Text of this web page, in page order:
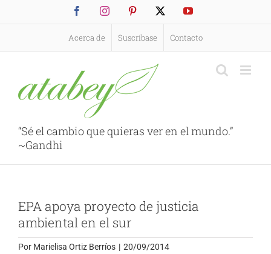
FacebookInstagramPinterest YouTube
Acerca de Suscríbase Contacto
“Sé el cambio que quieras ver en el mundo.”
~Gandhi
EPA apoya proyecto de justicia
ambiental en el sur
Por Marielisa Ortiz Berríos | 20/09/2014